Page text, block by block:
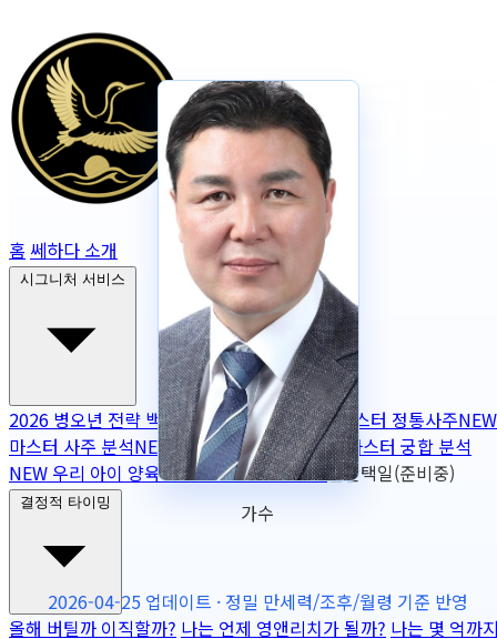
홈 쎄하다 소개
시그니처 서비스
2026 병오년 전략 백서NEW2026 토정비결마스터 정통사주NEW
마스터 사주 분석NEW무보정 사주 판독NEW마스터 궁합 분석
NEW 우리 아이 양육 궁합NEW 작명OPEN출산택일(준비중)
결정적 타이밍
올해 버틸까 이직할까? 나는 언제 영앤리치가 될까? 나는 몇 억까
가수
2026-04-25 업데이트 · 정밀 만세력/조후/월령 기준 반영